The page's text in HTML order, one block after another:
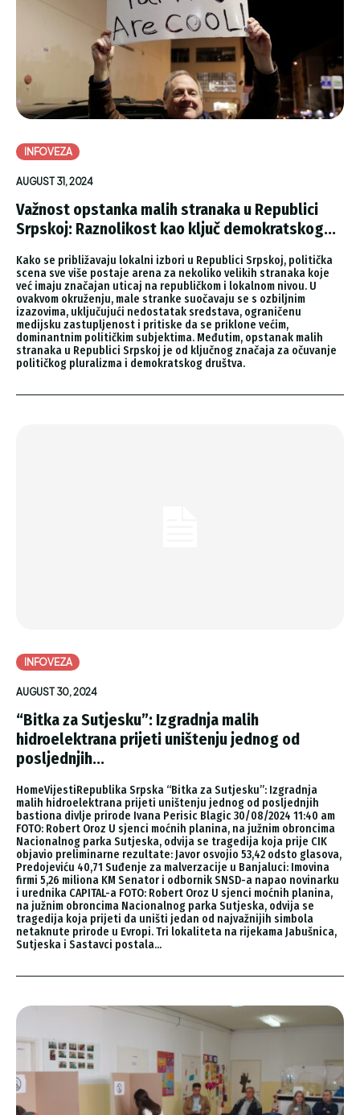
INFOVEZA
AUGUST 31, 2024
Važnost opstanka malih stranaka u Republici
Srpskoj: Raznolikost kao ključ demokratskog...
Kako se približavaju lokalni izbori u Republici Srpskoj, politička
scena sve više postaje arena za nekoliko velikih stranaka koje
već imaju značajan uticaj na republičkom i lokalnom nivou. U
ovakvom okruženju, male stranke suočavaju se s ozbiljnim
izazovima, uključujući nedostatak sredstava, ograničenu
medijsku zastupljenost i pritiske da se priklone većim,
dominantnim političkim subjektima. Međutim, opstanak malih
stranaka u Republici Srpskoj je od ključnog značaja za očuvanje
političkog pluralizma i demokratskog društva.
INFOVEZA
AUGUST 30, 2024
“Bitka za Sutjesku”: Izgradnja malih
hidroelektrana prijeti uništenju jednog od
posljednjih...
HomeVijestiRepublika Srpska “Bitka za Sutjesku”: Izgradnja
malih hidroelektrana prijeti uništenju jednog od posljednjih
bastiona divlje prirode Ivana Perisic Blagic 30/08/2024 11:40 am
FOTO: Robert Oroz U sjenci moćnih planina, na južnim obroncima
Nacionalnog parka Sutjeska, odvija se tragedija koja prije CIK
objavio preliminarne rezultate: Javor osvojio 53,42 odsto glasova,
Predojeviću 40,71 Suđenje za malverzacije u Banjaluci: Imovina
firmi 5,26 miliona KM Senator i odbornik SNSD-a napao novinarku
i urednika CAPITAL-a FOTO: Robert Oroz U sjenci moćnih planina,
na južnim obroncima Nacionalnog parka Sutjeska, odvija se
tragedija koja prijeti da uništi jedan od najvažnijih simbola
netaknute prirode u Evropi. Tri lokaliteta na rijekama Jabušnica,
Sutjeska i Sastavci postala...